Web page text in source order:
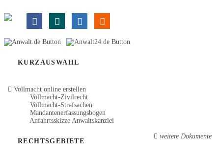
KURZAUSWAHL
Vollmacht online erstellen
Vollmacht-Zivilrecht
Vollmacht-Strafsachen
Mandantenerfassungsbogen
Anfahrtsskizze Anwaltskanzlei
weitere Dokumente
RECHTSGEBIETE